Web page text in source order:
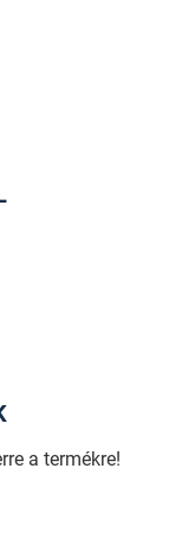
a termékre!